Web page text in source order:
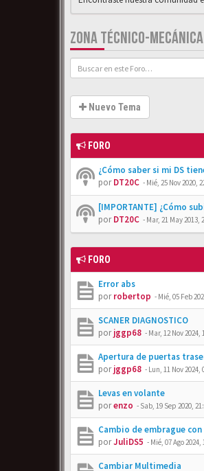
ZONA TÉCNICO-
Nuevo Tema
FORO
¿Cómo saber si mi DS
porDT20C - Mié, 25 Nov 2020,
[IMPORTANTE] ¿Cómo
porDT20C - Mar, 21 May 2013,
FORO
Error abs
porrobertop - Mié, 05 Feb
SCANER DIAGNOSTICO
porjggp68 - Mar, 12 Nov 2024,
Apertura de puertas
porjggp68 - Lun, 11 Nov 2024,
Levas en volante
porenzo - Sab, 19 Sep 2020,
Cambio de embrague con
porJuliDS5 - Mié, 07 Ago 2024,
Cambiar Multimedia